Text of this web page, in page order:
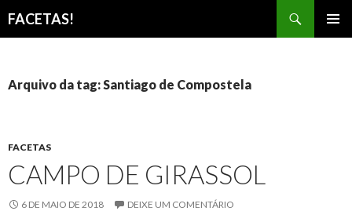
FACETAS!
CONTEÚDO
Arquivo da tag: Santiago de Compostela
FACETAS
CAMPO DE GIRASSOL
6 DE MAIO DE 2018 DEIXE UM COMENTÁRIO